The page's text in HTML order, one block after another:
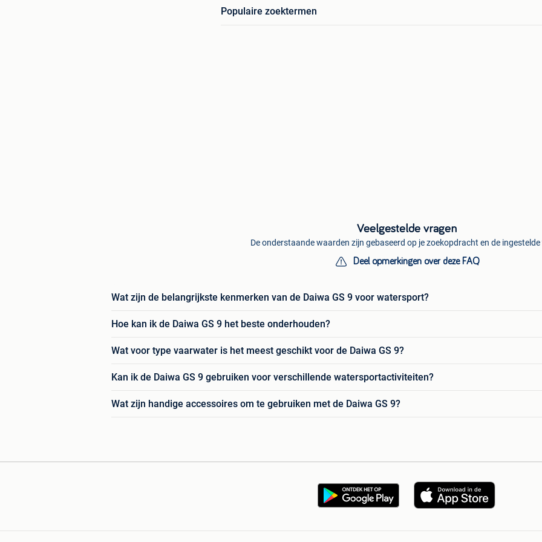
Populaire zoektermen
Veelgestelde vragen
De onderstaande waarden zijn gebaseerd op je zoekopdracht en de
Deel opmerkingen over deze FAQ
Wat zijn de belangrijkste kenmerken van de Daiwa GS 9 voor watersport?
Hoe kan ik de Daiwa GS 9 het beste onderhouden?
Wat voor type vaarwater is het meest geschikt voor de Daiwa GS 9?
Kan ik de Daiwa GS 9 gebruiken voor verschillende watersportactiviteiten?
Wat zijn handige accessoires om te gebruiken met de Daiwa GS 9?